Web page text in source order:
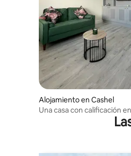
Alojamiento en Cashel
Una casa con calificación